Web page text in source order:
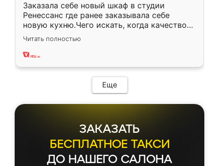
Заказала себе новый шкаф в студии
Ренессанс где ранее заказывала себе
новую кухню.Чего искать, когда качеством
вполне довольна. Служит кухня уже почти
два года, нареканий нет.
Читать полностью
Еще
ЗАКАЗАТЬ
БЕСПЛАТНОЕ ТАКСИ
ДО НАШЕГО САЛОНА